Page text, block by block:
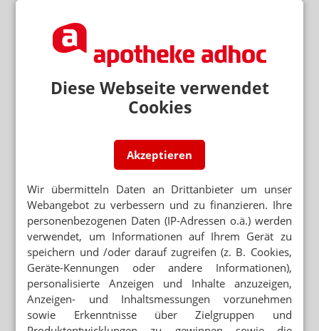
Diese Webseite verwendet
Cookies
Akzeptieren
Wir übermitteln Daten an Drittanbieter um unser
Webangebot zu verbessern und zu finanzieren. Ihre
personenbezogenen Daten (IP-Adressen o.ä.) werden
verwendet, um Informationen auf Ihrem Gerät zu
speichern und /oder darauf zugreifen (z. B. Cookies,
Geräte-Kennungen oder andere Informationen),
personalisierte Anzeigen und Inhalte anzuzeigen,
Anzeigen- und Inhaltsmessungen vorzunehmen
sowie Erkenntnisse über Zielgruppen und
E-MAIL ADRESSE
Jetzt abonnieren
Hinweis zum Newsletter & Datenschutz
Lesen Sie auch
CANNABIS AUS DER APOTHEKE
„Wegfallende Umsätze reduzieren
Arbeitsplätze“
SPARGESETZ
Cannabisblüten vs. Extrakt: Dosierung gleich
genau
GKV-BEITRAGSSTABILISIERUNGSGESETZ
Cannabis: Keine Blüten für Versicherte